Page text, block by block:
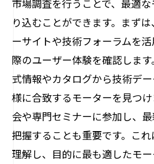
市場調査を行うことで、最適
り込むことができます。まず
ーサイトや技術フォーラムを
際のユーザー体験を確認しま
式情報やカタログから技術デ
様に合致するモーターを見つ
会や専門セミナーに参加し、
把握することも重要です。こ
理解し、目的に最も適したモ